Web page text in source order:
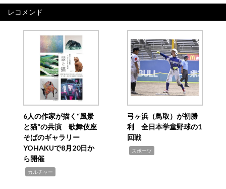
レコメンド
6人の作家が描く“風景
と猫”の共演 歌舞伎座
そばのギャラリー
YOHAKUで8月20日か
ら開催
カルチャー
弓ヶ浜（鳥取）が初勝
利 全日本学童野球の1
回戦
スポーツ